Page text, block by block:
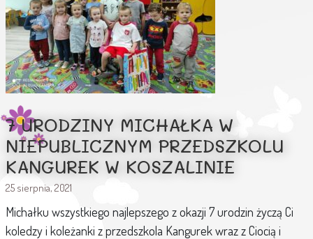
7 URODZINY MICHAŁKA W
NIEPUBLICZNYM PRZEDSZKOLU
KANGUREK W KOSZALINIE
25 sierpnia, 2021
Michałku wszystkiego najlepszego z okazji 7 urodzin życzą Ci
koledzy i koleżanki z przedszkola Kangurek wraz z Ciocią i